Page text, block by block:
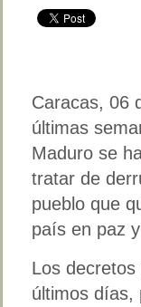
Caracas, 06
últimas
Maduro se
tratar de
pueblo que
país en paz
Los
últimos días,